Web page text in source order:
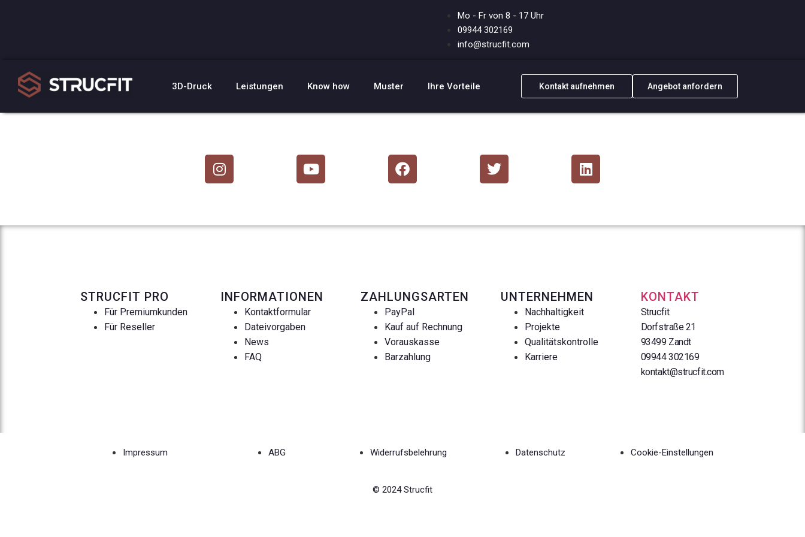
Mo - Fr von 8 - 17 Uhr
09944 302169
info@strucfit.com
3D-Druck Leistungen Know how Muster Ihre Vorteile Kontakt aufnehmen Angebot anfordern
STRUCFIT PRO
Für Premiumkunden
Für Reseller
INFORMATIONEN
Kontaktformular
Dateivorgaben
News
FAQ
ZAHLUNGSARTEN
PayPal
Kauf auf Rechnung
Vorauskasse
Barzahlung
UNTERNEHMEN
Nachhaltigkeit
Projekte
Qualitätskontrolle
Karriere
KONTAKT
Strucfit
Dorfstraße 21
93499 Zandt
09944 302169
kontakt@strucfit.com
Impressum ABG Widerrufsbelehrung Datenschutz Cookie-Einstellungen
© 2024 Strucfit